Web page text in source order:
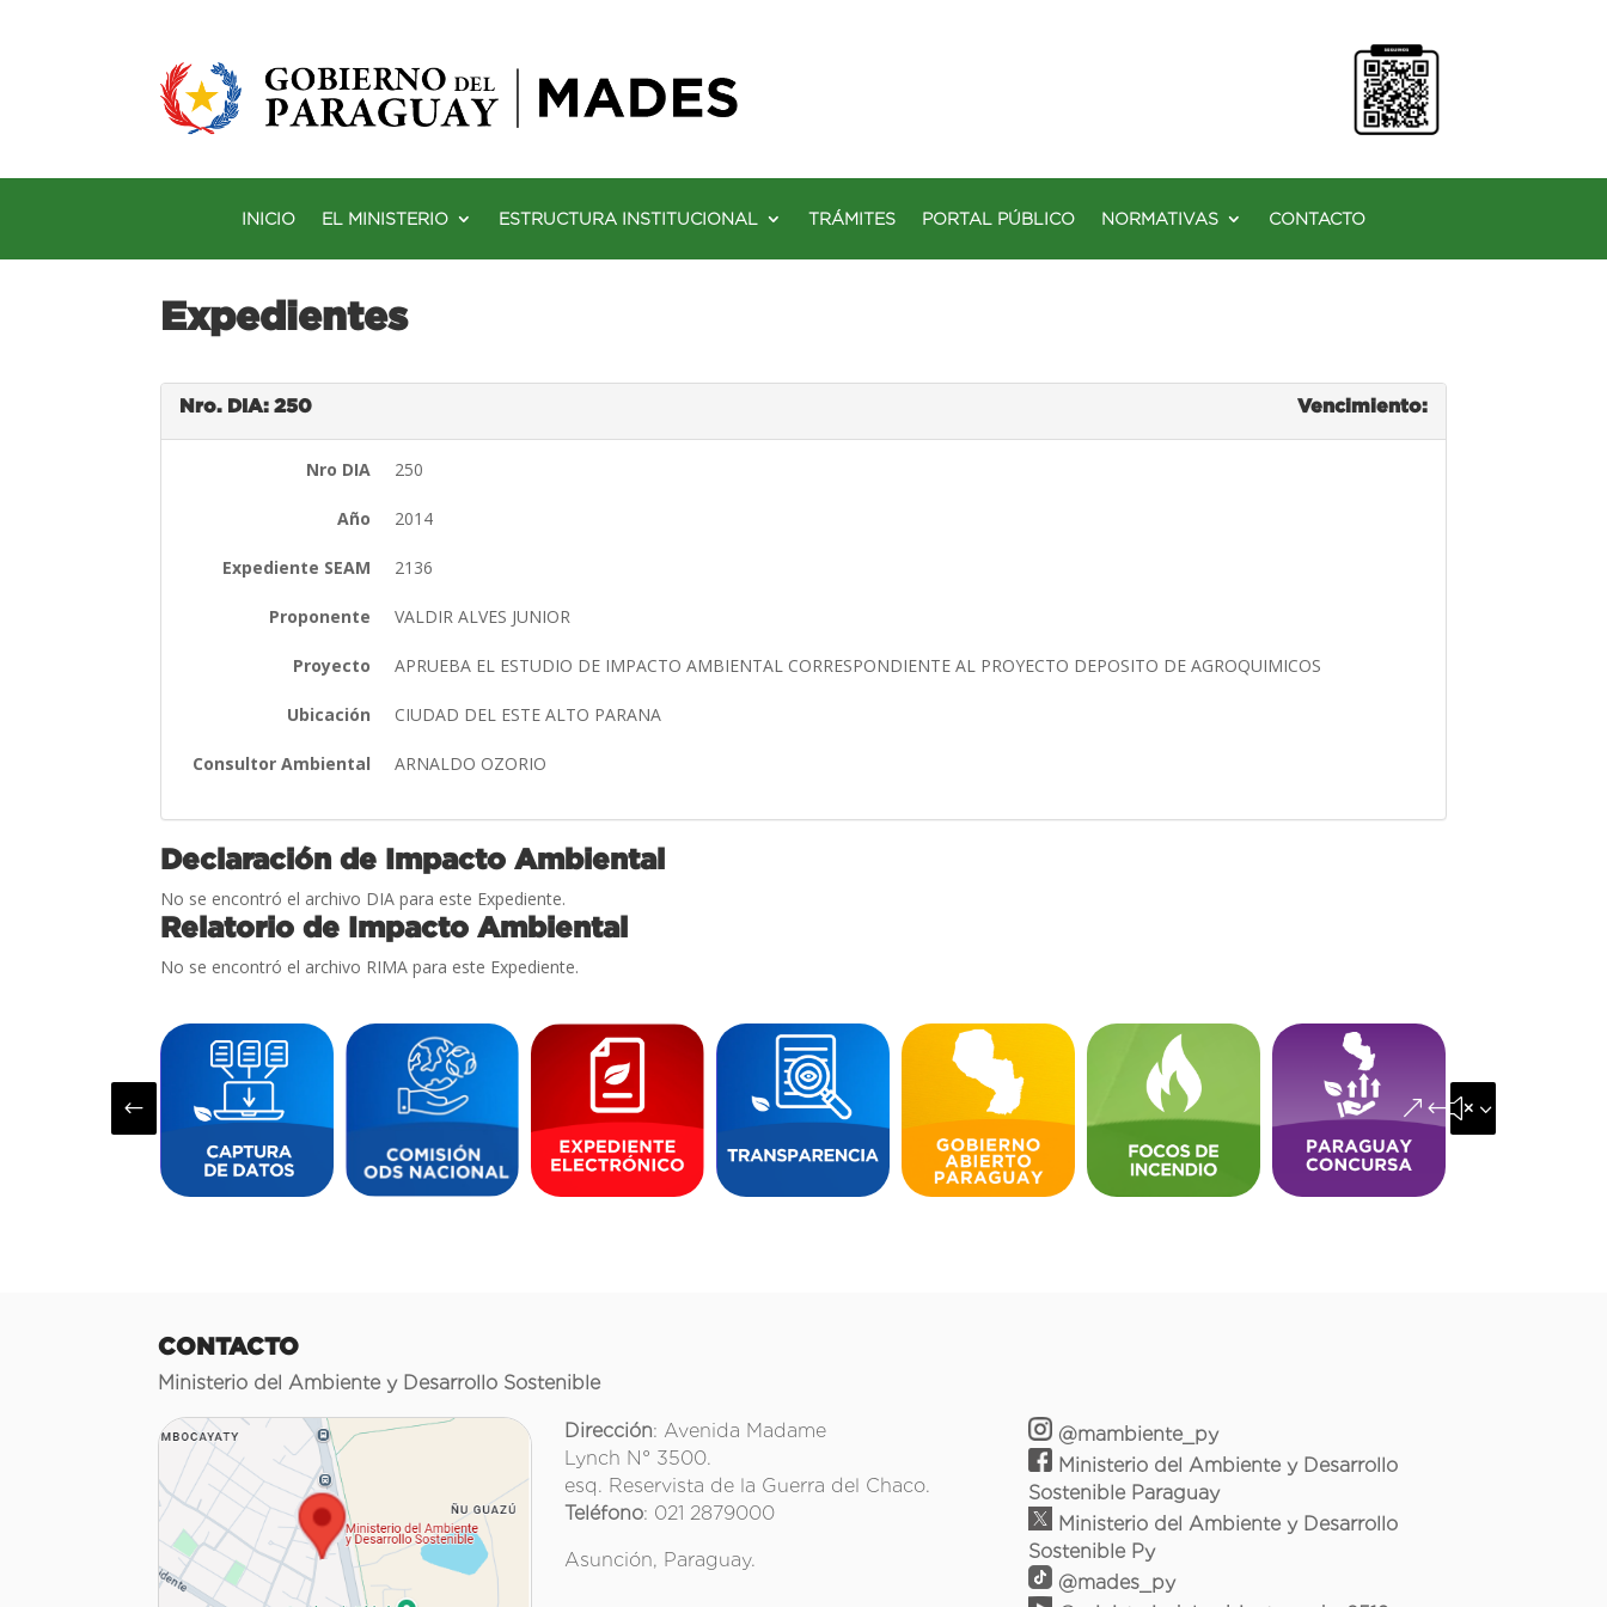
INICIO EL MINISTERIO ESTRUCTURA INSTITUCIONAL TRÁMITES PORTAL PÚBLICO NORMATIVAS CONTACTO
Expedientes
Nro. DIA: 250 Vencimiento:
Nro DIA 250
Año 2014
Expediente SEAM 2136
Proponente VALDIR ALVES JUNIOR
Proyecto APRUEBA EL ESTUDIO DE IMPACTO AMBIENTAL CORRESPONDIENTE AL PROYECTO DEPOSITO DE AGROQUIMICOS
Ubicación CIUDAD DEL ESTE ALTO PARANA
Consultor Ambiental ARNALDO OZORIO
Declaración de Impacto Ambiental
No se encontró el archivo DIA para este Expediente.
Relatorio de Impacto Ambiental
No se encontró el archivo RIMA para este Expediente.
# &#x35;
CONTACTO
Ministerio del Ambiente y Desarrollo Sostenible
Dirección: Avenida Madame
Lynch N° 3500.
esq. Reservista de la Guerra del Chaco.
Teléfono: 021 2879000
Asunción, Paraguay.
@mambiente_py
Ministerio del Ambiente y Desarrollo
Sostenible Paraguay
Ministerio del Ambiente y Desarrollo
Sostenible Py
@mades_py